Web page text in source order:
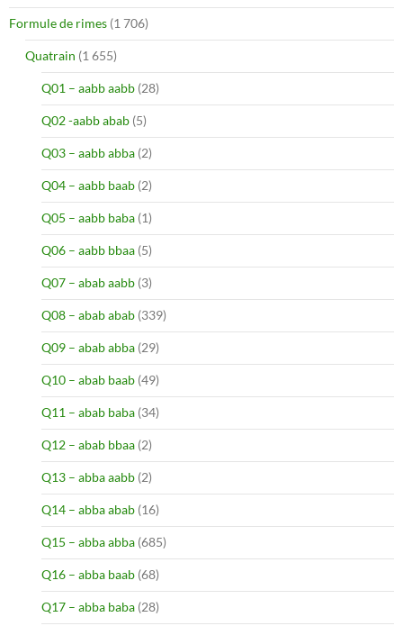
Formule de rimes (1 706)
Quatrain (1 655)
Q01 – aabb aabb (28)
Q02 -aabb abab (5)
Q03 – aabb abba (2)
Q04 – aabb baab (2)
Q05 – aabb baba (1)
Q06 – aabb bbaa (5)
Q07 – abab aabb (3)
Q08 – abab abab (339)
Q09 – abab abba (29)
Q10 – abab baab (49)
Q11 – abab baba (34)
Q12 – abab bbaa (2)
Q13 – abba aabb (2)
Q14 – abba abab (16)
Q15 – abba abba (685)
Q16 – abba baab (68)
Q17 – abba baba (28)